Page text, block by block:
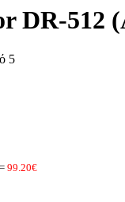
DR-
5
99.20€